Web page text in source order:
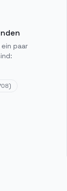
paar
)